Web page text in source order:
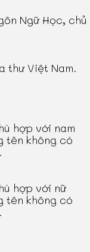
Ngữ Học, chủ
thư Việt Nam.
hợp với nam
tên không có
hợp với nữ
tên không có